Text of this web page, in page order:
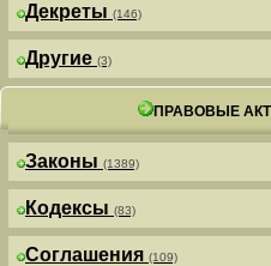
Декреты (146)
Другие (3)
ПРАВОВЫЕ
Законы (1389)
Кодексы (83)
Соглашения (109)